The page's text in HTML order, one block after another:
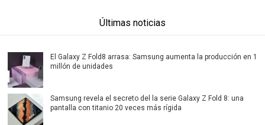
Últimas noticias
El Galaxy Z Fold8 arrasa: Samsung aumenta la producción en 1
millón de unidades
Samsung revela el secreto del la serie Galaxy Z Fold 8: una
pantalla con titanio 20 veces más rígida